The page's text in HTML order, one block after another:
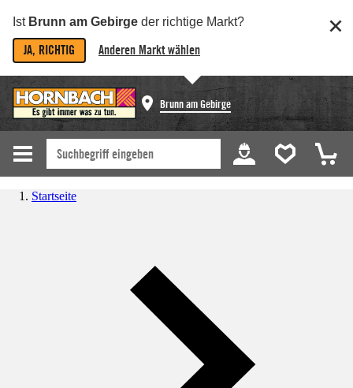
Ist Brunn am Gebirge der richtige Markt?
JA, RICHTIG Anderen Markt wählen
Brunn am Gebirge
Startseite